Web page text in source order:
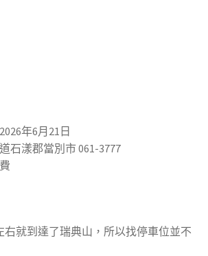
年6月21日
石漾郡當別市 061-3777
右就到達了瑞典山，所以找停車位並不